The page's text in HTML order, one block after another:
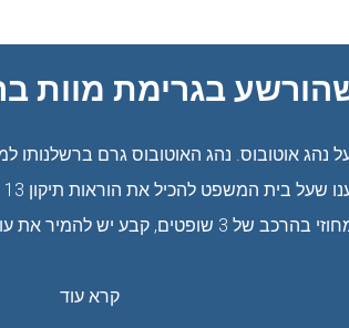
בגרימת מוות
אוטובוס. נהג האוטובוס גרם ברשלנותו
יש להמיר את עונש המאסר בפועל בעבודות שירות.
קרא עוד